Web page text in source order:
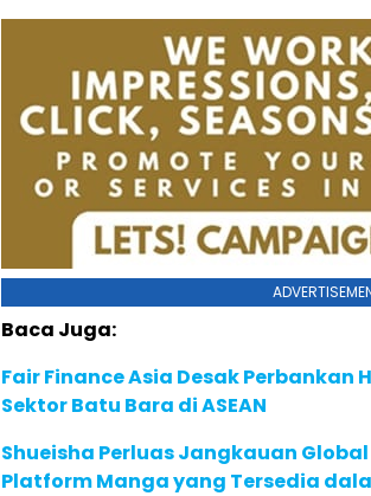
Baca Juga:
Fair Finance Asia Desak
Sektor Batu Bara di ASEAN
Shueisha Perluas Jangkauan Global
Platform Manga yang Tersedia